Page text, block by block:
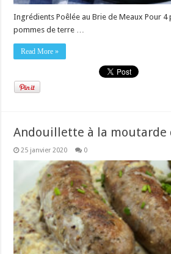
Ingrédients Poêlée au Brie de Meaux Pour 4
pommes de terre …
Read More »
Andouillette à la moutarde
25 janvier 2020 0